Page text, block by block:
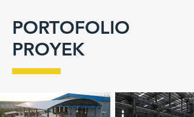
PORTOFOLIO
PROYEK